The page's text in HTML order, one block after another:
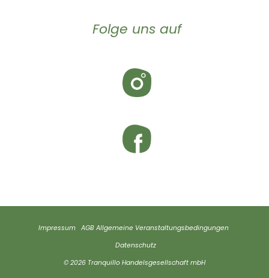
Folge uns auf
Impressum AGB Allgemeine Veranstaltungsbedingungen
Datenschutz
© 2026 Tranquillo Handelsgesellschaft mbH